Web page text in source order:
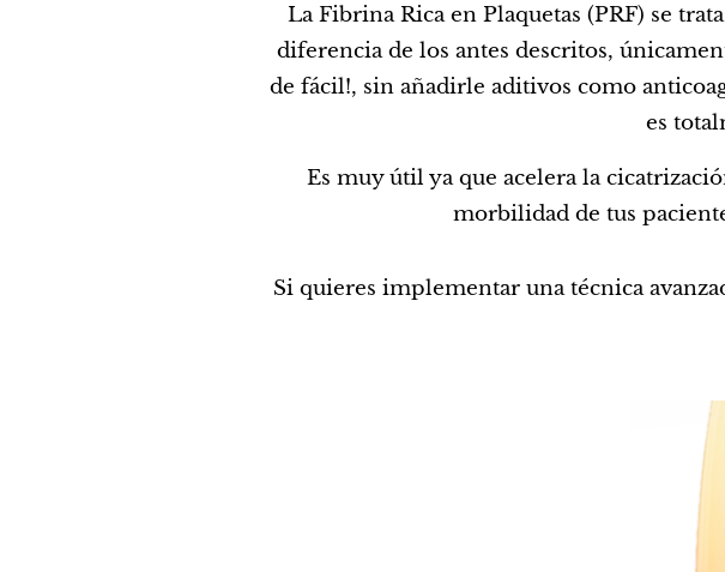
La Fibrina Rica en Plaquetas (PRF) se
diferencia de los antes descritos,
de fácil!, sin añadirle aditivos como
es
Es muy útil ya que acelera la
morbilidad de tus
Si quieres implementar una técnica